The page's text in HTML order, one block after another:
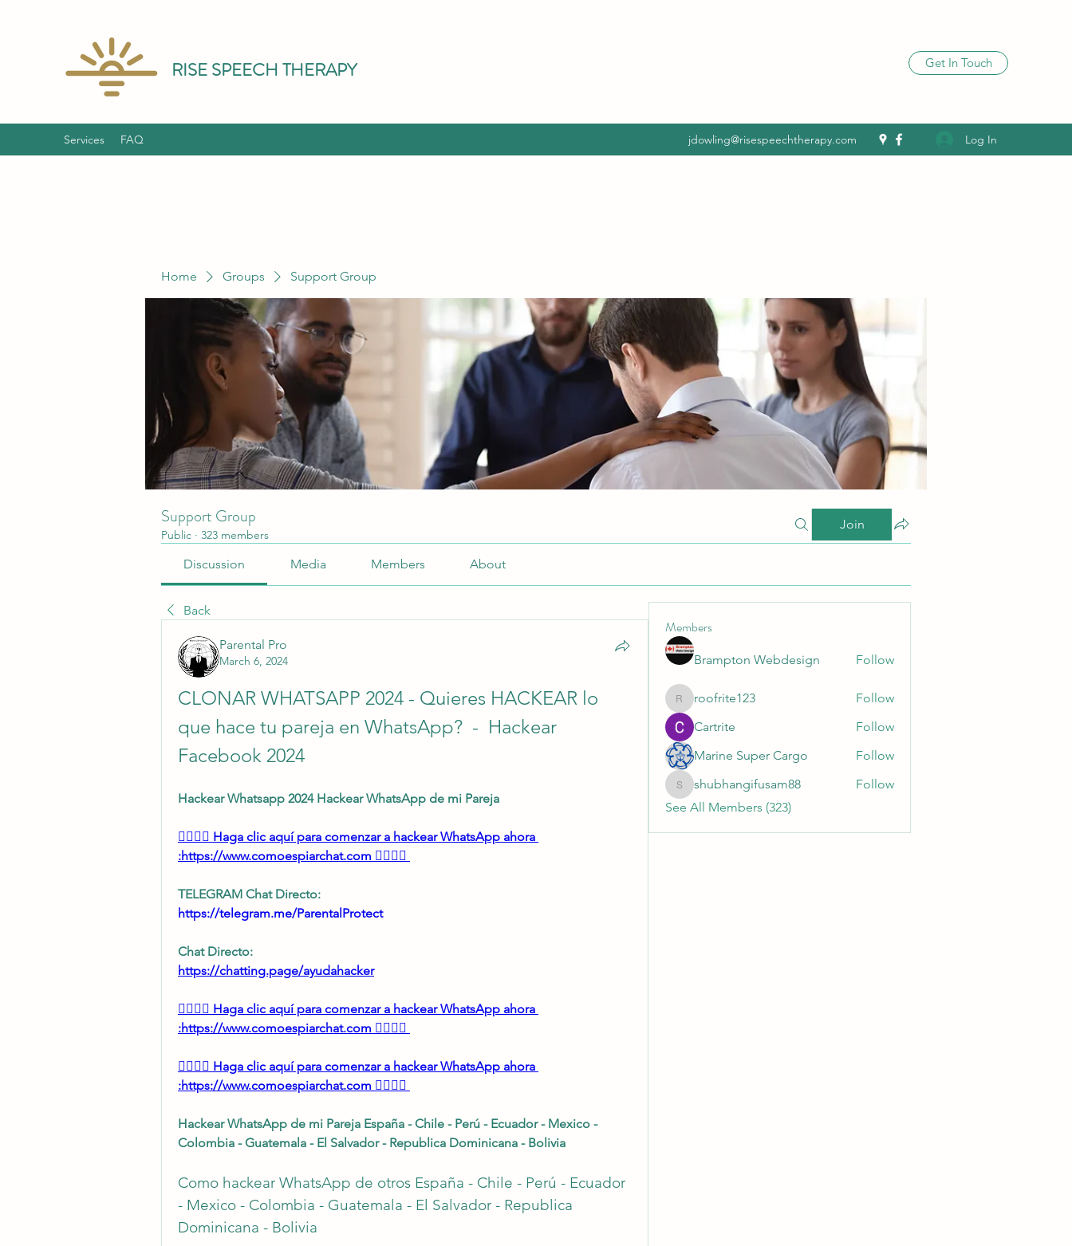
RISE SPEECH THERAPY Get In Touch
Services FAQ jdowling@risespeechtherapy.com Log In
Home Groups Support Group
Support Group
Public · 323 members
Join
Discussion Media Members About
Back
Parental Pro
March 6, 2024
CLONAR WHATSAPP 2024 - Quieres HACKEAR lo
que hace tu pareja en WhatsApp?  -  Hackear
Facebook 2024
Hackear Whatsapp 2024 Hackear WhatsApp de mi Pareja
👉🏻👉🏻 Haga clic aquí para comenzar a hackear WhatsApp ahora
:https://www.comoespiarchat.com 👈🏻👈🏻
TELEGRAM Chat Directo:
https://telegram.me/ParentalProtect
Chat Directo:
https://chatting.page/ayudahacker
👉🏻👉🏻 Haga clic aquí para comenzar a hackear WhatsApp ahora
:https://www.comoespiarchat.com 👈🏻👈🏻
👉🏻👉🏻 Haga clic aquí para comenzar a hackear WhatsApp ahora
:https://www.comoespiarchat.com 👈🏻👈🏻
Hackear WhatsApp de mi Pareja España - Chile - Perú - Ecuador - Mexico -
Colombia - Guatemala - El Salvador - Republica Dominicana - Bolivia
Como hackear WhatsApp de otros España - Chile - Perú - Ecuador
- Mexico - Colombia - Guatemala - El Salvador - Republica
Dominicana - Bolivia
Members
Brampton Webdesign Follow
roofrite123
roofrite123
Follow
Cartrite
Follow
Marine Super Cargo
Follow
shubhangifusam88
shubhangifusam88
Follow
See All Members (323)